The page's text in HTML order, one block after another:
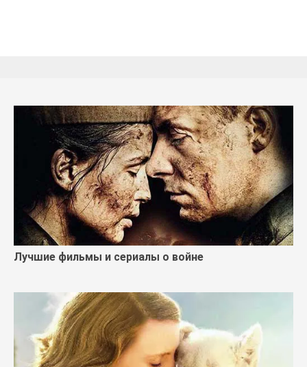
Лучшие фильмы и сериалы о войне